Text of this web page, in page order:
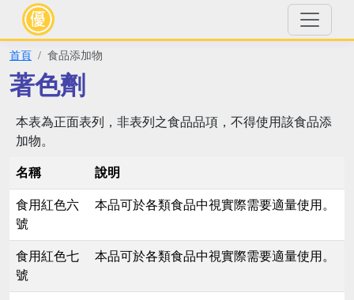
首頁 食品添加物
著色劑
本表為正面表列，非表列之食品品項，不得使用該食品添
加物。
名稱 說明
食用紅色六
號
本品可於各類食品中視實際需要適量使用。
食用紅色七
號
本品可於各類食品中視實際需要適量使用。